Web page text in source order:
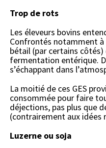
Trop de rots
Les éleveurs bovins
Confrontés notamment
bétail (par certains
fermentation entérique.
s’échappant dans
La moitié de ces GES
consommée pour faire
déjections, pas plus que
(contrairement aux idées
Luzerne ou soja